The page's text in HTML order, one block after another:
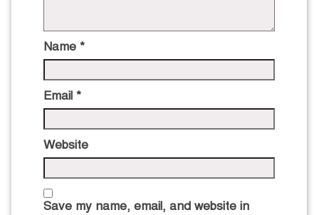
Name *
Email *
Website
Save my name, email, and website in